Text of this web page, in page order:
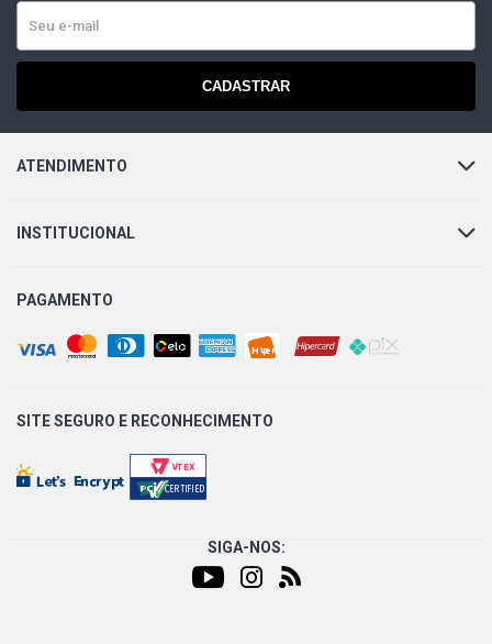
CADASTRAR
ATENDIMENTO
INSTITUCIONAL
PAGAMENTO
SITE SEGURO E RECONHECIMENTO
SIGA-NOS: